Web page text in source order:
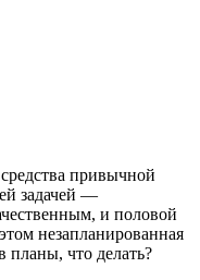
привычной
задачей —
и половой
незапланированная
планы, что делать?